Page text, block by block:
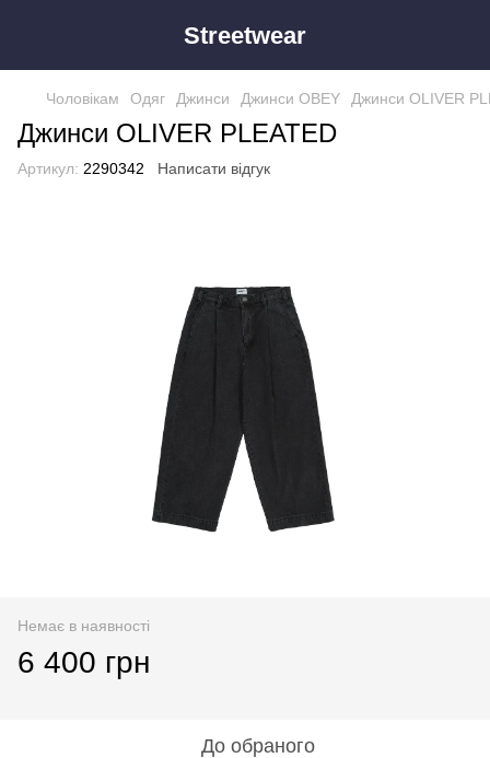
Streetwear
Чоловікам Одяг Джинси Джинси OBEY Джинси OLIVER
Джинси OLIVER PLEATED
Артикул: 2290342 Написати відгук
Немає в наявності
6 400 грн
До обраного